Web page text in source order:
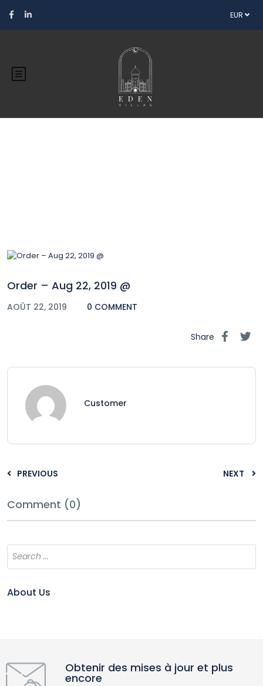
EUR
Order – Aug 22, 2019 @
AOÛT 22, 2019 0 COMMENT
Share
Customer
PREVIOUS NEXT
Comment (0)
About Us
Obtenir des mises à jour et plus
encore